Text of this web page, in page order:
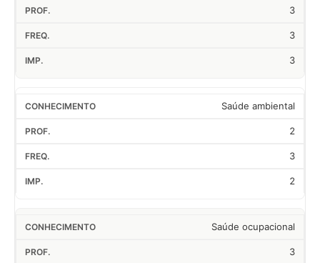
3
3
3
Saúde ambiental
2
3
2
Saúde ocupacional
3